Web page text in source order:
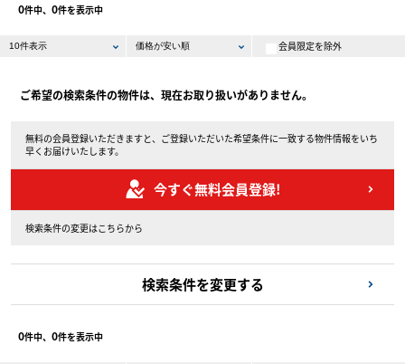
0件中、 0件を表示中
会員限定を除外
ご希望の検索条件の物件は、現在お取り扱いがありません。
無料の会員登録いただきますと、ご登録いただいた希望条件に一致する物件情報をいち
早くお届けいたします。
今すぐ無料会員登録!
検索条件の変更はこちらから
検索条件を変更する
0件中、 0件を表示中